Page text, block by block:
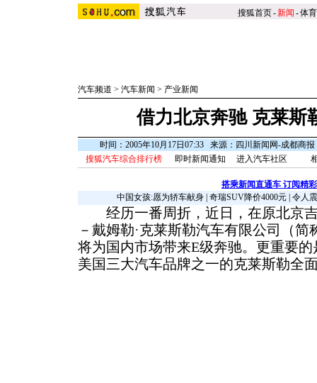
搜狐首页-新闻 -体育
汽车频道 > 汽车新闻 > 产业新闻
借力北京奔驰 克莱斯
时间：2005年10月17日07:33 来源：四川新闻网-成都商
搜狐汽车综合排行榜
即时新闻通知 进入汽车社区
搭乘新闻直通车 订阅精
中国女孩:愿为轿车献身| 奇瑞SUV降价4000元| 令人
经历一番周折，近日，在原北京吉
－戴姆勒·克莱斯勒汽车有限公司（简
将为国内市场带来E级奔驰。更重要
美国三大汽车品牌之一的克莱斯勒全